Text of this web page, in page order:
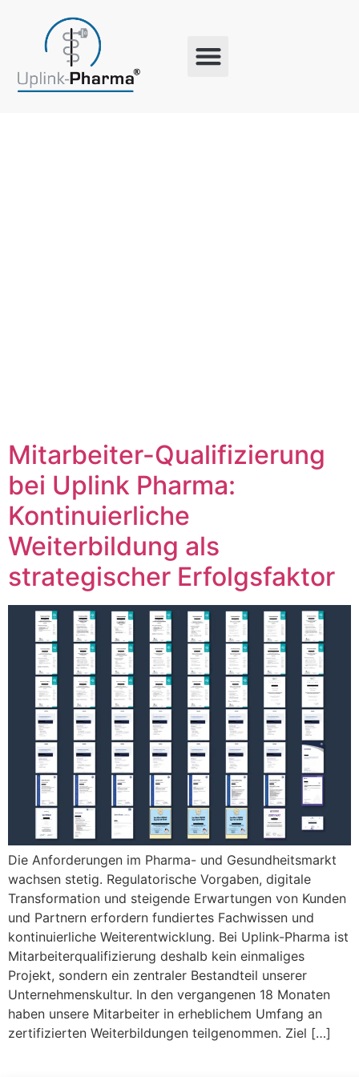
Mitarbeiter-Qualifizierung
bei Uplink Pharma:
Kontinuierliche
Weiterbildung als
strategischer Erfolgsfaktor
Die Anforderungen im Pharma- und Gesundheitsmarkt
wachsen stetig. Regulatorische Vorgaben, digitale
Transformation und steigende Erwartungen von Kunden
und Partnern erfordern fundiertes Fachwissen und
kontinuierliche Weiterentwicklung. Bei Uplink-Pharma ist
Mitarbeiterqualifizierung deshalb kein einmaliges
Projekt, sondern ein zentraler Bestandteil unserer
Unternehmenskultur. In den vergangenen 18 Monaten
haben unsere Mitarbeiter in erheblichem Umfang an
zertifizierten Weiterbildungen teilgenommen. Ziel […]